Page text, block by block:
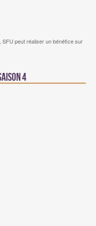
SFU peut réaliser un bénéfice sur
4